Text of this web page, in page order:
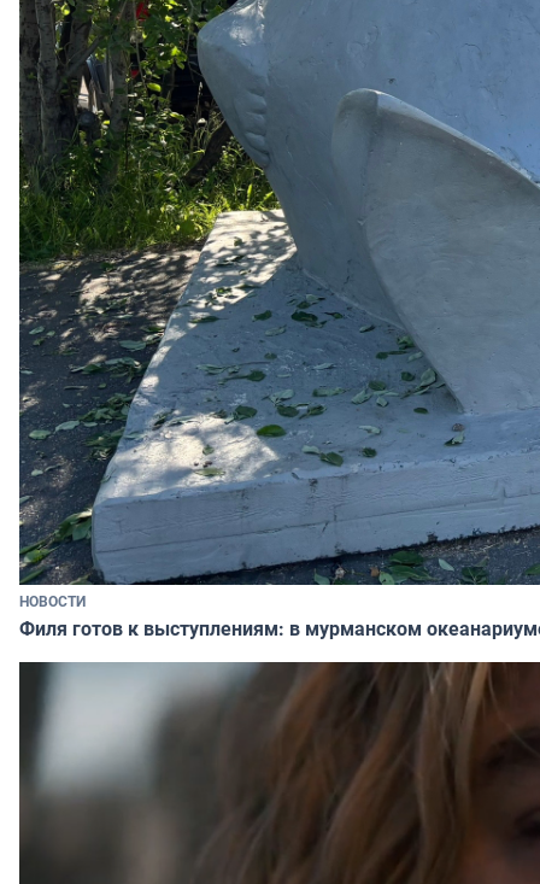
НОВОСТИ
Филя готов к выступлениям: в мурманском